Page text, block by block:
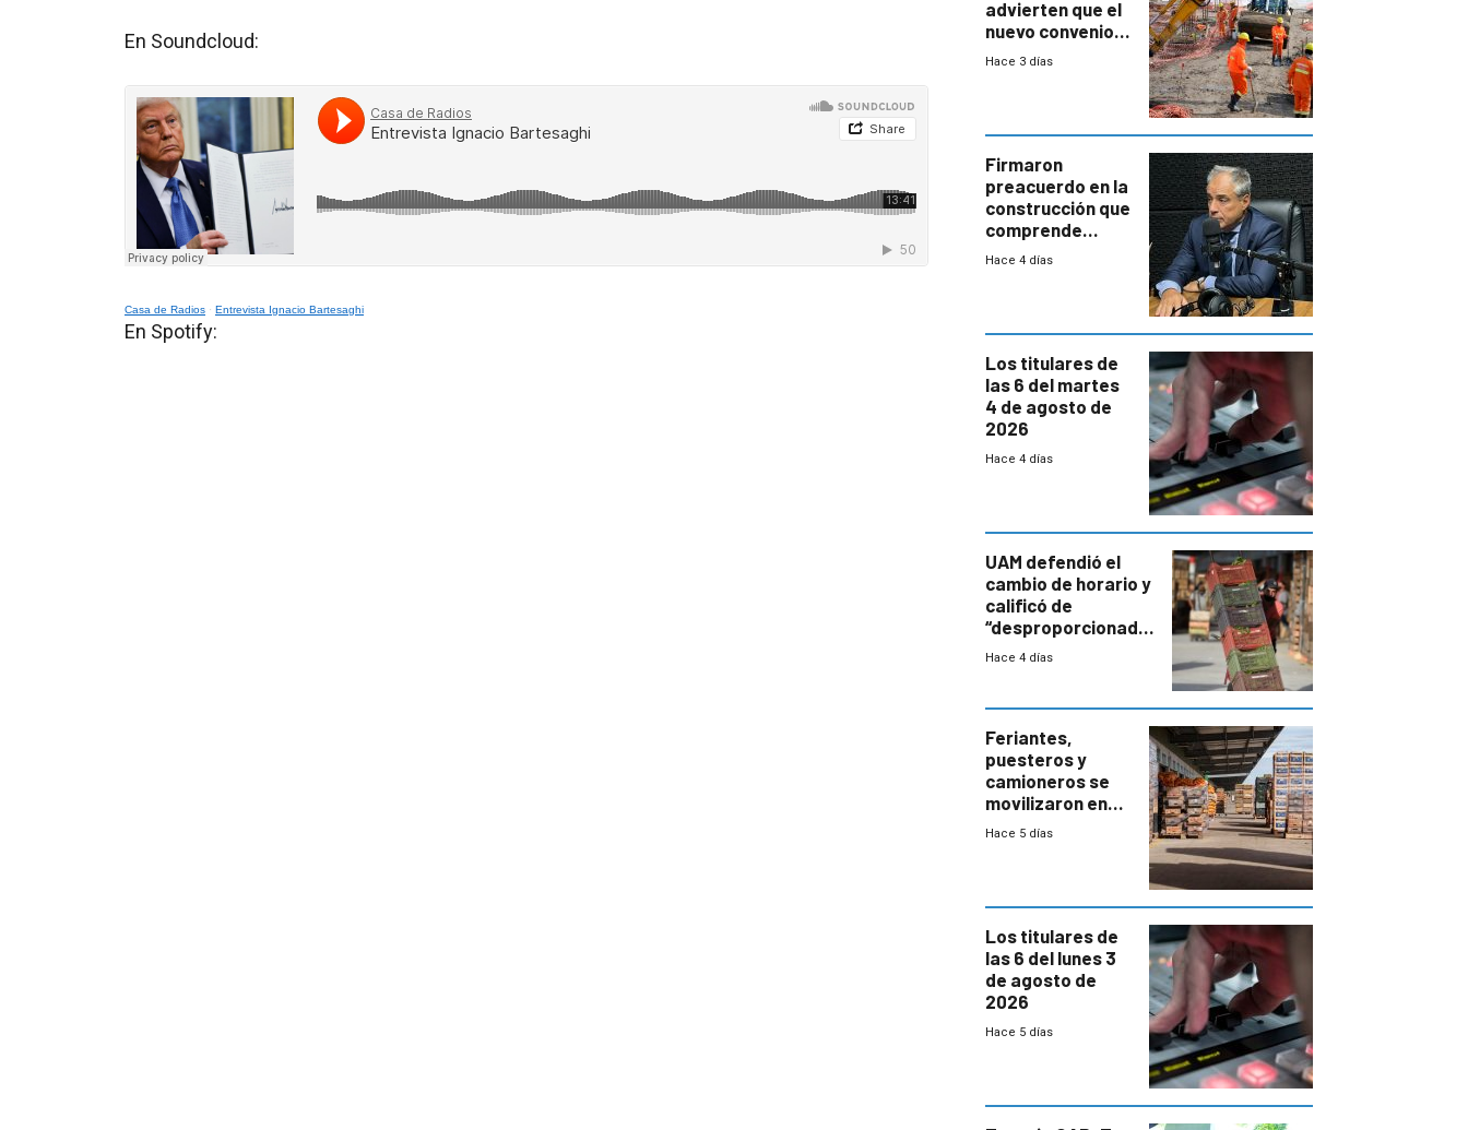
En Soundcloud:
Casa de Radios · Entrevista Ignacio Bartesaghi
En Spotify:
advierten que el
nuevo convenio
de la
a revisar
proyectos
Hace 3 días
Firmaron
preacuerdo en la
construcción que
comprende
reducción
Hace 4 días
Los titulares de
las 6 del martes
4 de agosto de
2026
Hace 4 días
UAM defendió el
cambio de horario y
calificó de
“desproporcionado”
el bloqueo de
Hace 4 días
Feriantes,
puesteros y
camioneros se
movilizaron en
rechazo a
Hace 5 días
Los titulares de
las 6 del lunes 3
de agosto de
2026
Hace 5 días